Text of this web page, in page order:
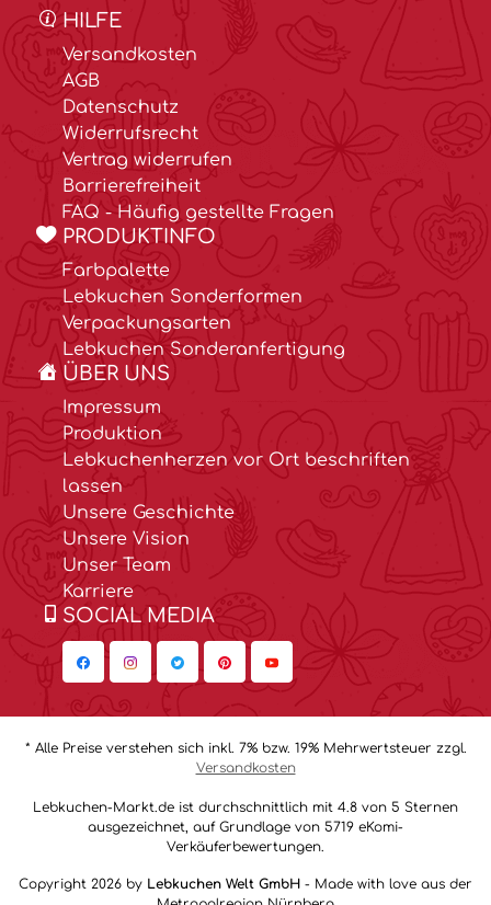
HILFE
Versandkosten
AGB
Datenschutz
Widerrufsrecht
Vertrag widerrufen
Barrierefreiheit
FAQ - Häufig gestellte Fragen
PRODUKTINFO
Farbpalette
Lebkuchen Sonderformen
Verpackungsarten
Lebkuchen Sonderanfertigung
ÜBER UNS
Impressum
Produktion
Lebkuchenherzen vor Ort beschriften
lassen
Unsere Geschichte
Unsere Vision
Unser Team
Karriere
SOCIAL MEDIA
* Alle Preise verstehen sich inkl. 7% bzw. 19% Mehrwertsteuer zzgl.
Versandkosten
Lebkuchen-Markt.de ist durchschnittlich mit 4.8 von 5 Sternen
ausgezeichnet, auf Grundlage von 5719 eKomi-
Verkäuferbewertungen.
Copyright 2026 by Lebkuchen Welt GmbH - Made with love aus der